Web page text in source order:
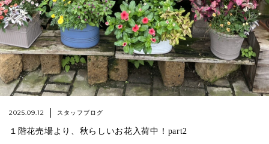
2025.09.12 スタッフブログ
１階花売場より、秋らしいお花入荷中！part2